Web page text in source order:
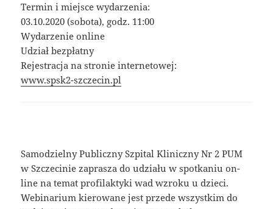
Termin i miejsce wydarzenia:
03.10.2020 (sobota), godz. 11:00
Wydarzenie online
Udział bezpłatny
Rejestracja na stronie internetowej:
www.spsk2-szczecin.pl
Samodzielny Publiczny Szpital Kliniczny Nr 2 PUM
w Szczecinie zaprasza do udziału w spotkaniu on-
line na temat profilaktyki wad wzroku u dzieci.
Webinarium kierowane jest przede wszystkim do